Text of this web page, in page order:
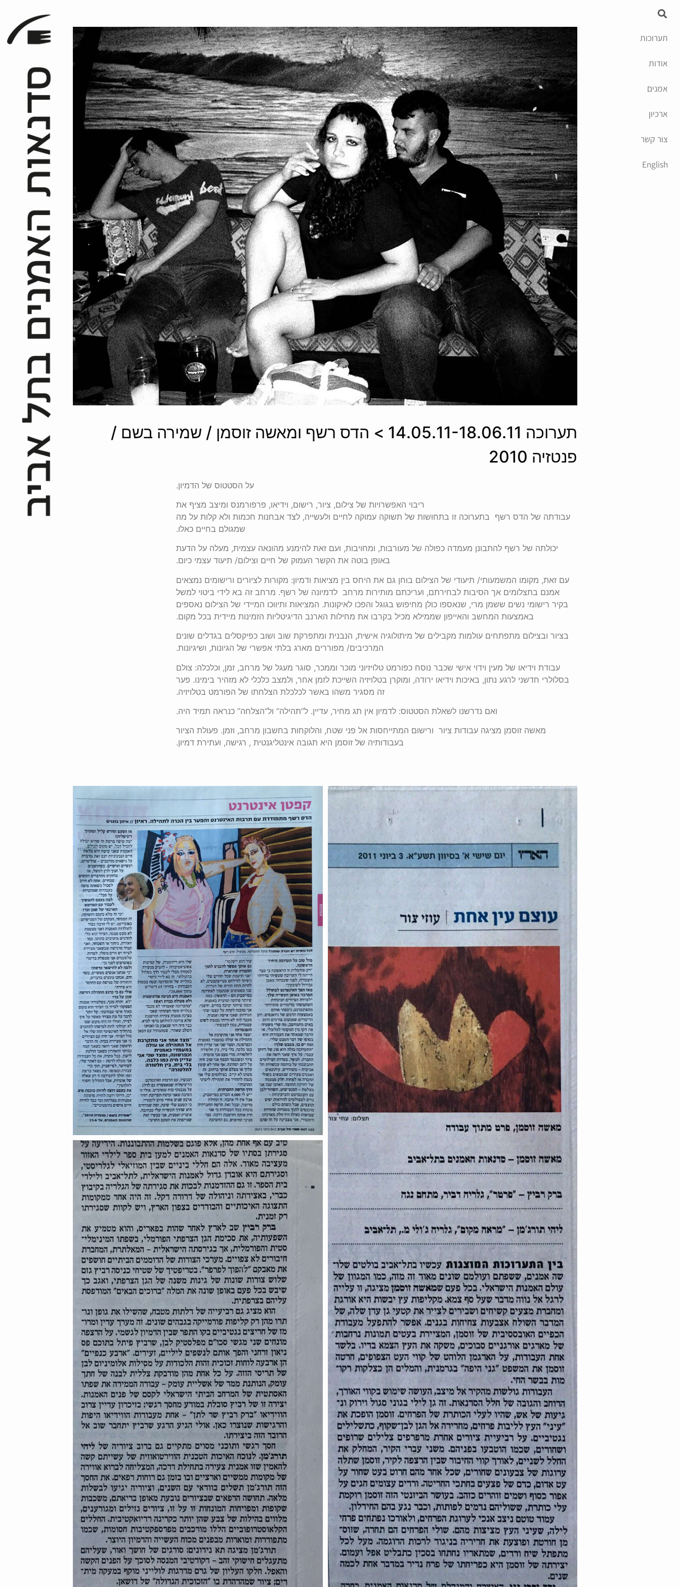
תערוכה 14.05.11-18.06.11 > הדס רשף ומאשה זוסמן / שמירה בשם /
פנטזיה 2010
על הסטטוס של הדמיון.
ריבוי האפשרויות של צילום, ציור, רישום, וידיאו, פרפורמנס ומיצב מציף את
עבודתה של הדס רשף בתערוכה זו בתחושות של תשוקה עמוקה לחיים ולעשייה, לצד אבחנות חכמות ולא קלות על מה
שמגולם בחיים כאלו.
יכולתה של רשף להתבונן מעמדה כפולה של מעורבות, ומחויבות, ועם זאת להימנע מהונאה עצמית, מעלה על הדעת
באופן בוטה את הקשר העמוק של חיים וצילום/ תיעוד עצמי כיום.
עם זאת, מקומו המשמעותי/ תיעודי של הצילום בוחן גם את היחס בין מציאות ודמיון: מקורות לציורים ורישומים נמצאים
אמנם בתצלומים אך הסיבות לבחירתם, ועריכתם מותירות מרחב לדמיונה של רשף. מרחב זה בא לידי ביטוי למשל
בקיר רישומי נשים ששמן מרי, שנאספו כולן מחיפוש בגוגל והפכו לאיקונות. המציאות ותיווכו המיידי של הצילום נאספים
באמצעות המחשב והאייפון שממילא מכיל בקרבו את מחילות הארנב הדיגיטליות הזמינות מיידית בכל מקום.
בציור ובצילום מתפתחים עולמות מקבילים של מיתולוגיה אישית, הנבנית ומתפרקת שוב ושוב כפיקסלים בגדלים שונים
המרכיבים/ מפוררים מארג בלתי אפשרי של הגיונות, ושיגיונות.
עבודת וידיאו של מעין וידוי אישי שכבר נוסח כפורמט טלויזיוני מוכר וממכר, סוגר מעגל של מרחב, זמן, וכלכלה: צולם
בסלולרי חדשני לרגע נתון, באיכות וידיאו ירודה, ומוקרן בטלויזיה השייכת לזמן אחר, ולמצב כלכלי לא מזהיר בימינו. פער
זה מסגיר משהו באשר לכלכלת הצלחתו של הפורמט בטלויזיה.
ואם נדרשנו לשאלת הסטטוס: לדמיון אין תג מחיר, עדיין. ל”תהילה” ול”הצלחה” כנראה תמיד היה.
מאשה זוסמן מציגה עבודות ציור ורישום המתייחסות אל פני שטח, והלוקחות בחשבון מרחב, וזמן. פעולת הציור
בעבודותיה של זוסמן היא תגובה אינטליגנטית , רגישה, ועתירת דמיון.
תערוכות
אודות
אמנים
ארכיון
צור קשר
English